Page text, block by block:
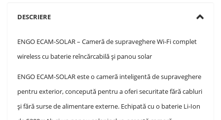
DESCRIERE
ENGO ECAM-SOLAR – Cameră de supraveghere Wi-Fi complet
wireless cu baterie reîncărcabilă și panou solar
ENGO ECAM-SOLAR este o cameră inteligentă de supraveghere
pentru exterior, concepută pentru a oferi securitate fără cabluri
și fără surse de alimentare externe. Echipată cu o baterie Li-Ion